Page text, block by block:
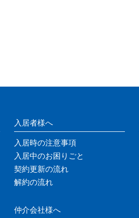
入居者様へ
入居時の注意事項
入居中のお困りごと
契約更新の流れ
解約の流れ
仲介会社様へ